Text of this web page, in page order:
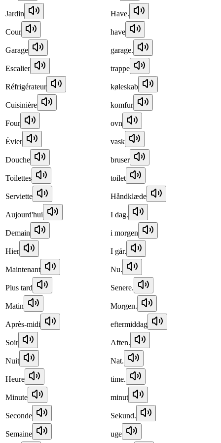
Jardin Have.
Cour have
Garage garage.
Escalier trappe
Réfrigérateur køleskab
Cuisinière komfur
Four ovn
Évier vask
Douche bruser
Toilettes toilet
Serviette Håndklæde
Aujourd'hui I dag.
Demain i morgen
Hier I går.
Maintenant Nu.
Plus tard Senere.
Matin Morgen.
Après-midi eftermiddag
Soir Aften.
Nuit Nat.
Heure time.
Minute minut
Seconde Sekund.
Semaine uge